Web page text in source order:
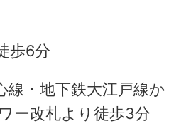
歩6分
線・地下鉄大江戸線か
ー改札より徒歩3分